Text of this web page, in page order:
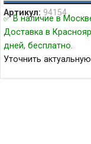
Артикул: 94154
✅ В наличие в
Доставка в
дней, бесплатно.
Уточнить